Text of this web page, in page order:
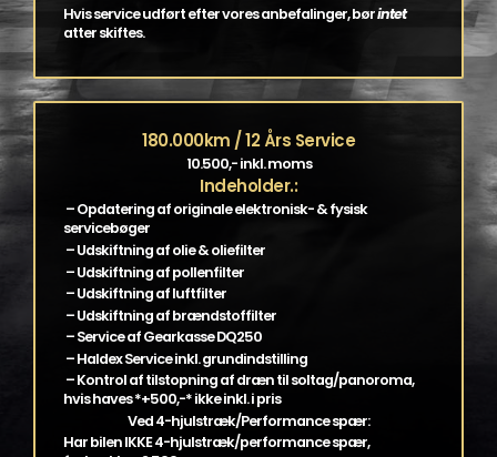
Hvis service udført efter vores anbefalinger, børintet
atter skiftes.
180.000km / 12 Års Service
10.500,- inkl. moms
Indeholder.:
– Opdatering af originale elektronisk- & fysisk
servicebøger
– Udskiftning af olie & oliefilter
– Udskiftning af pollenfilter
– Udskiftning af luftfilter
– Udskiftning af brændstoffilter
– Service af Gearkasse DQ250
– Haldex Service inkl. grundindstilling
– Kontrol af tilstopning af dræn til soltag/panoroma,
hvis haves *+500,-* ikke inkl. i pris
Ved 4-hjulstræk/Performance spær:
Har bilen IKKE 4-hjulstræk/performance spær,